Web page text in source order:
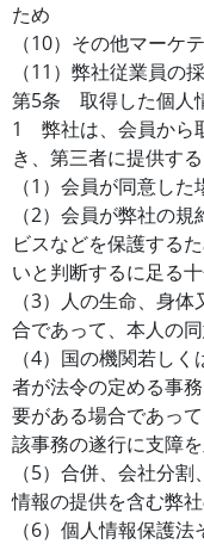
ため
（10）その他マーケ
（11）弊社従業員の
第5条 取得した個人
1 弊社は、会員から
き、第三者に提供す
（1）会員が同意した
（2）会員が弊社の
ビスなどを保護する
いと判断するに足る
（3）人の生命、身
合であって、本人の
（4）国の機関若し
者が法令の定める事
要がある場合であっ
該事務の遂行に支障
（5）合併、会社分
情報の提供を含む弊
（6）個人情報保護